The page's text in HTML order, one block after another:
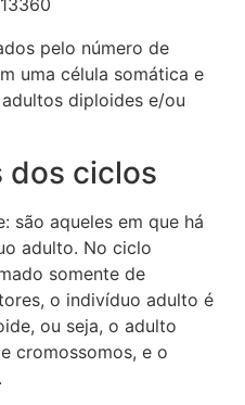
pelo número de
uma célula somática e
diploides e/ou
dos ciclos
são aqueles em que há
adulto. No ciclo
somente de
o indivíduo adulto é
ou seja, o adulto
cromossomos, e o